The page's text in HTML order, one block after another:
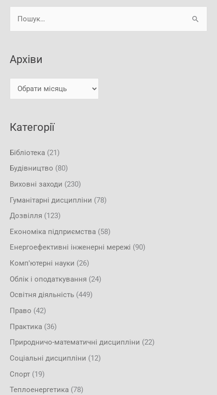
а
т
Архіви
Категорії
Бібліотека (21)
Будівництво (80)
Виховні заходи (230)
Гуманітарні дисципліни (78)
Дозвілля (123)
Економіка підприємства (58)
Енергоефективні інженерні мережі (90)
Комп'ютерні науки (26)
Облік і оподаткування (24)
Освітня діяльність (449)
Право (42)
Практика (36)
Природничо-математичні дисципліни (22)
Соціальні дисципліни (12)
Спорт (19)
Теплоенергетика (78)